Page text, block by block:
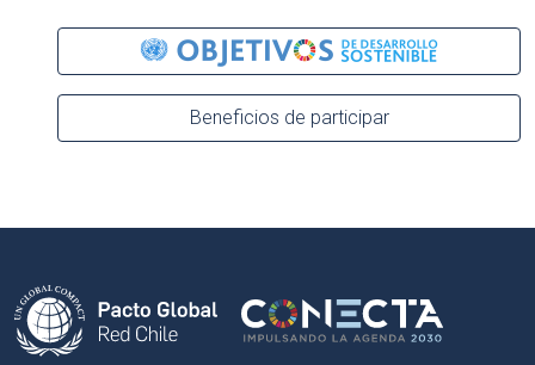
Beneficios de participar